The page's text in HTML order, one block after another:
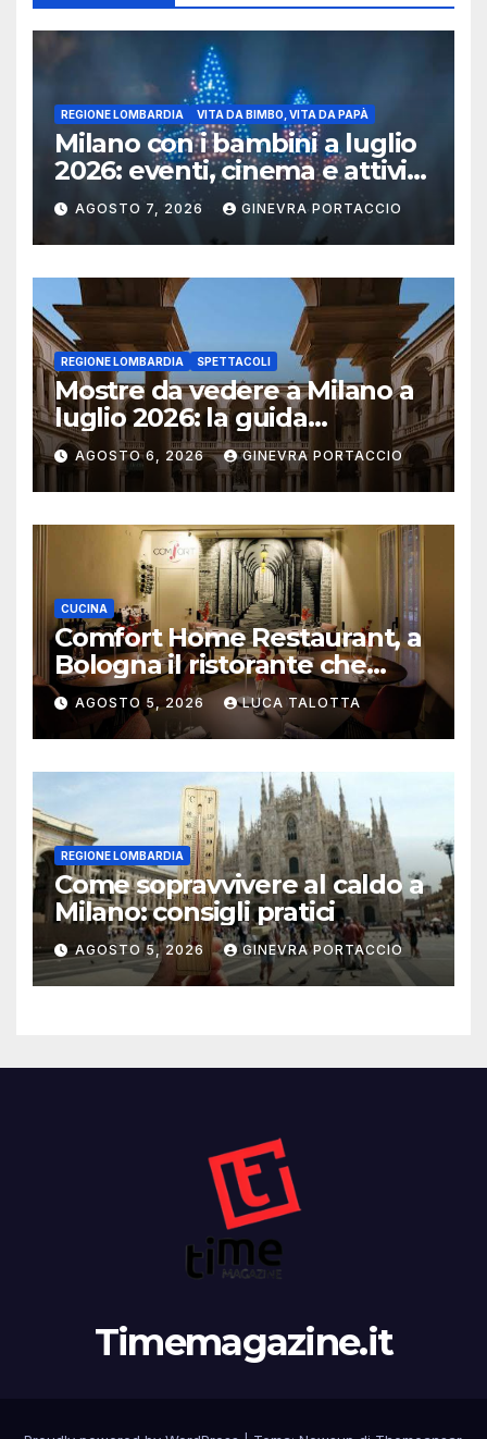
REGIONE LOMBARDIA VITA DA BIMBO, VITA DA PAPÀ
Milano con i bambini a luglio
2026: eventi, cinema e attività
per famiglie
AGOSTO 7, 2026 GINEVRA PORTACCIO
REGIONE LOMBARDIA SPETTACOLI
Mostre da vedere a Milano a
luglio 2026: la guida
aggiornata
AGOSTO 6, 2026 GINEVRA PORTACCIO
CUCINA
Comfort Home Restaurant, a
Bologna il ristorante che
trasforma l’ospitalità in
un’esperienza di casa
AGOSTO 5, 2026 LUCA TALOTTA
REGIONE LOMBARDIA
Come sopravvivere al caldo a
Milano: consigli pratici
AGOSTO 5, 2026 GINEVRA PORTACCIO
Timemagazine.it